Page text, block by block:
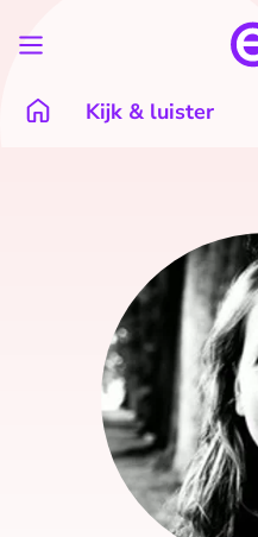
Kijk & luister